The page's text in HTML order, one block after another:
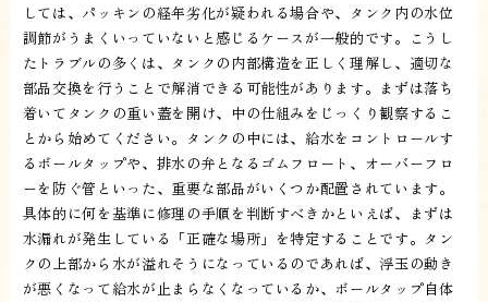
しては、パッキンの経年劣化が疑われる場合や、タンク内の水位
調節がうまくいっていないと感じるケースが一般的です。こうし
たトラブルの多くは、タンクの内部構造を正しく理解し、適切な
部品交換を行うことで解消できる可能性があります。まずは落ち
着いてタンクの重い蓋を開け、中の仕組みをじっくり観察するこ
とから始めてください。タンクの中には、給水をコントロールす
るボールタップや、排水の弁となるゴムフロート、オーバーフロ
ーを防ぐ管といった、重要な部品がいくつか配置されています。
具体的に何を基準に修理の手順を判断すべきかといえば、まずは
水漏れが発生している「正確な場所」を特定することです。タン
クの上部から水が溢れそうになっているのであれば、浮玉の動き
が悪くなって給水が止まらなくなっているか、ボールタップ自体